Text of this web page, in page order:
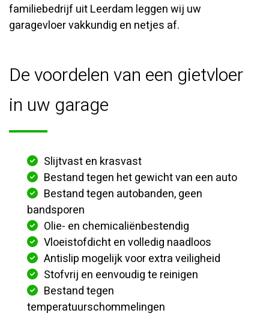
familiebedrijf uit Leerdam leggen wij uw
garagevloer vakkundig en netjes af.
De voordelen van een gietvloer
in uw garage
Slijtvast en krasvast
Bestand tegen het gewicht van een auto
Bestand tegen autobanden, geen
bandsporen
Olie- en chemicaliënbestendig
Vloeistofdicht en volledig naadloos
Antislip mogelijk voor extra veiligheid
Stofvrij en eenvoudig te reinigen
Bestand tegen
temperatuurschommelingen